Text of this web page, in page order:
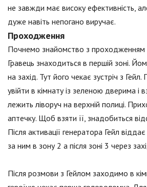
не завжди має високу ефективність,
дуже навіть непогано виручає.
Проходження
Почнемо знайомство з проходженням
Гравець знаходиться в першій зоні.
на захід. Тут його чекає зустріч з Гейл.
увійти в кімнату із зеленою дверима і
лежить ліворуч на верхній полиці.
аптечку. Щоб взяти її, знадобиться
Після активації генератора Гейл віддає
за ним в зону 2 а після зоні 3 через
Після розмови з Гейлом заходимо в